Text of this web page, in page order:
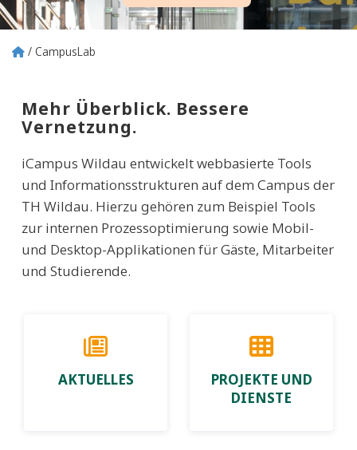
Pfadnavigation
CampusLab
Mehr Überblick. Bessere
Vernetzung.
iCampus Wildau entwickelt webbasierte Tools
und Informationsstrukturen auf dem Campus der
TH Wildau. Hierzu gehören zum Beispiel Tools
zur internen Prozessoptimierung sowie Mobil-
und Desktop-Applikationen für Gäste, Mitarbeiter
und Studierende.
navigation
(2nd
AKTUELLES
PROJEKTE UND
DIENSTE